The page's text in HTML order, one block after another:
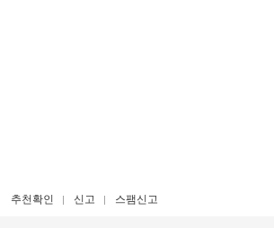
추천확인 신고 스팸신고